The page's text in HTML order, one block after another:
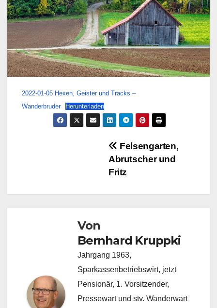
2022-01-05 Hexen, Geister und Tracks –
Wanderbruder
Herunterladen
Beitragsnavigation
Felsengarten,
Abrutscher und
Fritz
Von
Bernhard Kruppki
Jahrgang 1963,
Sparkassenbetriebswirt, jetzt
Pensionär, 1. Vorsitzender,
Pressewart und stv. Wanderwart